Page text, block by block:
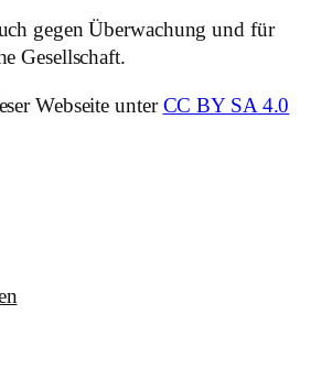
gegen Überwachung und für
Gesellschaft.
Webseite unter CC BY SA 4.0